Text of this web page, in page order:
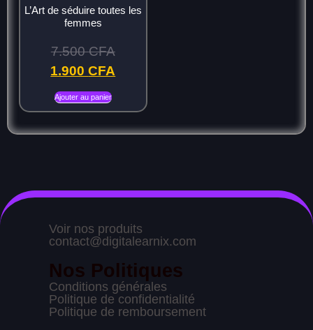
L’Art de séduire toutes les
femmes
7.500CFA
1.900CFA
Ajouter au panier
Voir nos produits
contact@digitalearnix.com
Nos Politiques
Conditions générales
Politique de confidentialité
Politique de remboursement